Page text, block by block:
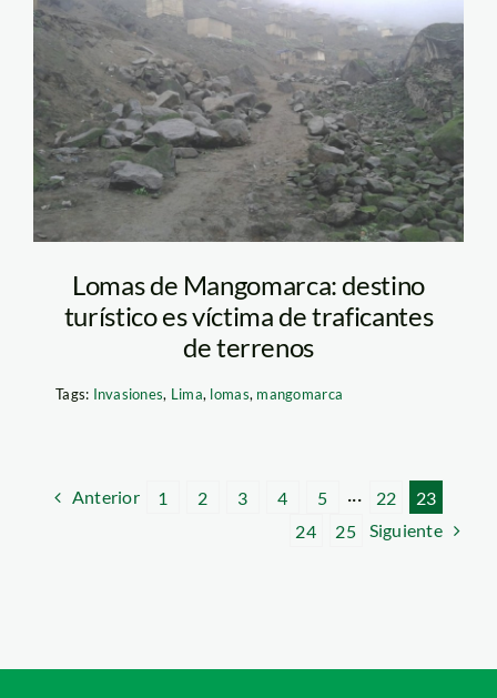
lomas-de-
mangomarca
Lomas de Mangomarca: destino
turístico es víctima de traficantes
de terrenos
Tags: Invasiones, Lima, lomas, mangomarca
Anterior 1 2 3 4 5 ··· 22
23
24
25 Siguiente